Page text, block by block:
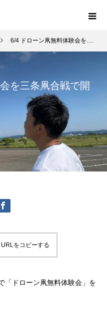
6/4 ドローン凧無料体験会を三条凧合戦で開催します！
を三条凧合戦で開
をコピーする
「ドローン凧無料体験会」を